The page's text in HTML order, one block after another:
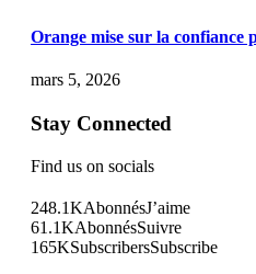
Orange mise sur la confiance
mars 5, 2026
Stay Connected
Find us on socials
248.1KAbonnésJ’aime
61.1KAbonnésSuivre
165KSubscribersSubscribe